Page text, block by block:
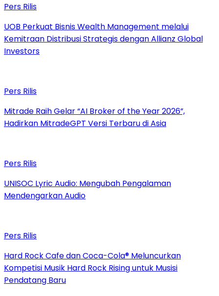
Pers Rilis
UOB Perkuat Bisnis Wealth Management melalui
Kemitraan Distribusi Strategis dengan Allianz Global
Investors
Pers Rilis
Mitrade Raih Gelar “AI Broker of the Year 2026”,
Hadirkan MitradeGPT Versi Terbaru di Asia
Pers Rilis
UNISOC Lyric Audio: Mengubah Pengalaman
Mendengarkan Audio
Pers Rilis
Hard Rock Cafe dan Coca-Cola® Meluncurkan
Kompetisi Musik Hard Rock Rising untuk Musisi
Pendatang Baru